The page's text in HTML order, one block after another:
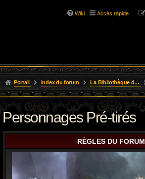
Wiki Accès rapide
Portail Index du forum La Bibliothèque de l'Aube
Personnages Pré-tirés
RÈGLES DU FORUM